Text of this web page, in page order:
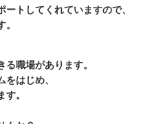
トしてくれていますので、
職場があります。
はじめ、
。